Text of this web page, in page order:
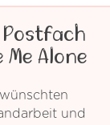
Alone
und